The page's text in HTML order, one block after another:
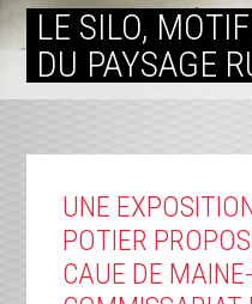
LE SILO,
DU PAYSAGE
UNE
POTIER
CAUE DE